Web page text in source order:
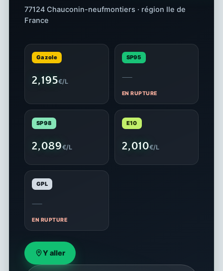
77124 Chauconin-neufmontiers · région Ile de
France
Gazole
2,195€/L
SP95
—
EN RUPTURE
SP98
2,089€/L
E10
2,010€/L
GPL
—
EN RUPTURE
Y aller